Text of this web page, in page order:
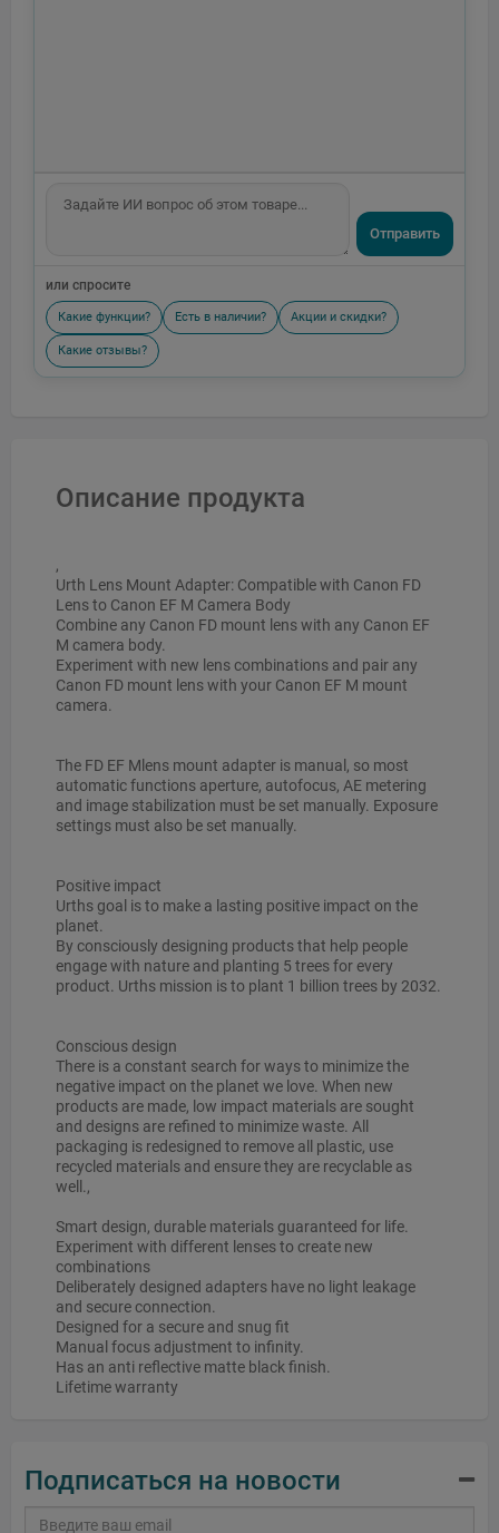
Отправить
или спросите
Какие функции? Есть в наличии? Акции и скидки?
Какие отзывы?
Описание продукта
,
Urth Lens Mount Adapter: Compatible with Canon FD
Lens to Canon EF M Camera Body
Combine any Canon FD mount lens with any Canon EF
M camera body.
Experiment with new lens combinations and pair any
Canon FD mount lens with your Canon EF M mount
camera.
The FD EF Mlens mount adapter is manual, so most
automatic functions aperture, autofocus, AE metering
and image stabilization must be set manually. Exposure
settings must also be set manually.
Positive impact
Urths goal is to make a lasting positive impact on the
planet.
By consciously designing products that help people
engage with nature and planting 5 trees for every
product. Urths mission is to plant 1 billion trees by 2032.
Conscious design
There is a constant search for ways to minimize the
negative impact on the planet we love. When new
products are made, low impact materials are sought
and designs are refined to minimize waste. All
packaging is redesigned to remove all plastic, use
recycled materials and ensure they are recyclable as
well.,
Smart design, durable materials guaranteed for life.
Experiment with different lenses to create new
combinations
Deliberately designed adapters have no light leakage
and secure connection.
Designed for a secure and snug fit
Manual focus adjustment to infinity.
Has an anti reflective matte black finish.
Lifetime warranty
Подписаться на новости